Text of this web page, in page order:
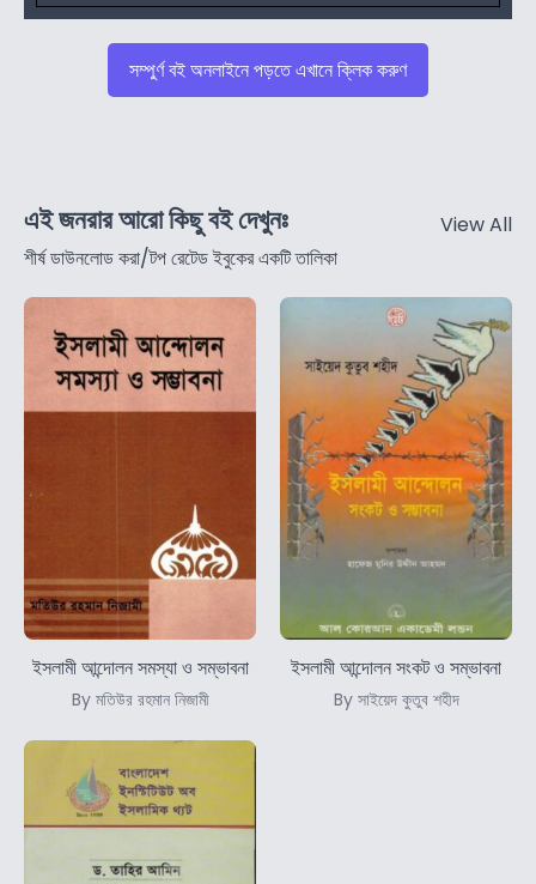
সম্পুর্ণ বই অনলাইনে পড়তে এখানে ক্লিক করুণ
এই জনরার আরো কিছু বই দেখুনঃ
শীর্ষ ডাউনলোড করা/টপ রেটেড ইবুকের একটি তালিকা
View All
ইসলামী আন্দোলন সমস্যা ও সম্ভাবনা
By মতিউর রহমান নিজামী
ইসলামী আন্দোলন সংকট ও সম্ভাবনা
By সাইয়েদ কুতুব শহীদ